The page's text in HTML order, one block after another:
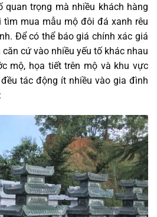
quan trọng mà nhiều khách hàng
tìm mua mẫu mộ đôi đá xanh rêu
Để có thể báo giá chính xác giá
cứ vào nhiều yếu tố khác nhau
mộ, họa tiết trên mộ và khu vực
tác động ít nhiều vào gia đình